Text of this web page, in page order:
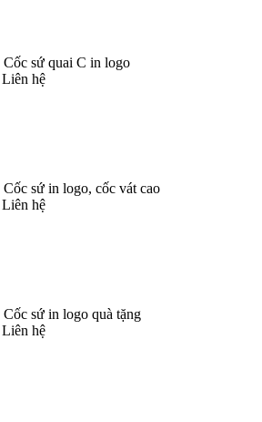
Cốc sứ quai C in logo
Liên hệ
Cốc sứ in logo, cốc vát cao
Liên hệ
Cốc sứ in logo quà tặng
Liên hệ